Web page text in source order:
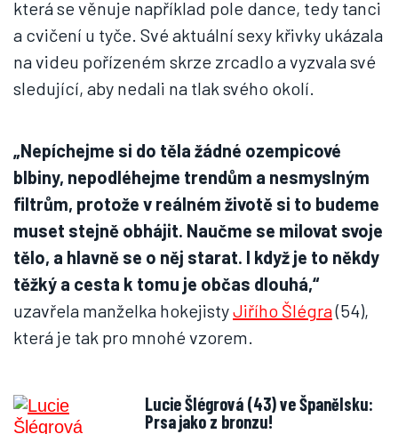
která se věnuje například pole dance, tedy tanci
a cvičení u tyče. Své aktuální sexy křivky ukázala
na videu pořízeném skrze zrcadlo a vyzvala své
sledující, aby nedali na tlak svého okolí.
„Nepíchejme si do těla žádné ozempicové
blbiny, nepodléhejme trendům a nesmyslným
filtrům, protože v reálném životě si to budeme
muset stejně obhájit. Naučme se milovat svoje
tělo, a hlavně se o něj starat. I když je to někdy
těžký a cesta k tomu je občas dlouhá,“
uzavřela manželka hokejistyJiřího Šlégra(54),
která je tak pro mnohé vzorem.
Lucie Šlégrová (43) ve Španělsku:
Prsa jako z bronzu!